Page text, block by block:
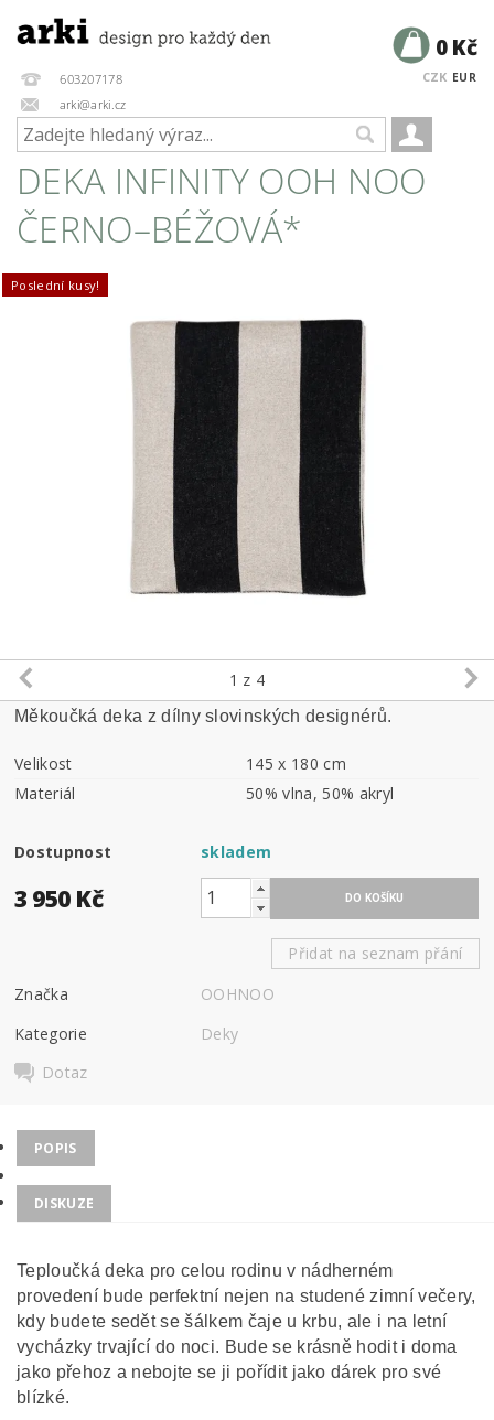
603207178
arki@arki.cz
CZK EUR
0 Kč
DEKA INFINITY OOH NOO
ČERNO–BÉŽOVÁ*
Poslední kusy!
1 z 4
Měkoučká deka z dílny slovinských designérů.
Velikost
145 x 180 cm
Materiál
50% vlna, 50% akryl
Dostupnost skladem
3 950 Kč
Přidat na seznam přání
Značka
OOHNOO
Kategorie
Deky
Dotaz
POPIS
DISKUZE
Teploučká deka pro celou rodinu v nádherném
provedení bude perfektní nejen na studené zimní večery,
kdy budete sedět se šálkem čaje u krbu, ale i na letní
vycházky trvající do noci. Bude se krásně hodit i doma
jako přehoz a nebojte se ji pořídit jako dárek pro své
blízké.